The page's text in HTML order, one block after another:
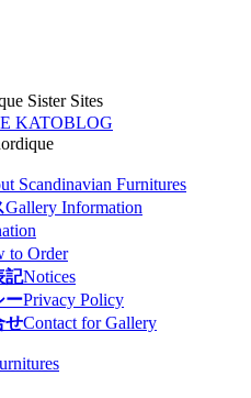
Sister Sites
KATOBLOG
Scandinavian Furnitures
Gallery Information
to Order
記Notices
ーPrivacy Policy
せContact for Gallery